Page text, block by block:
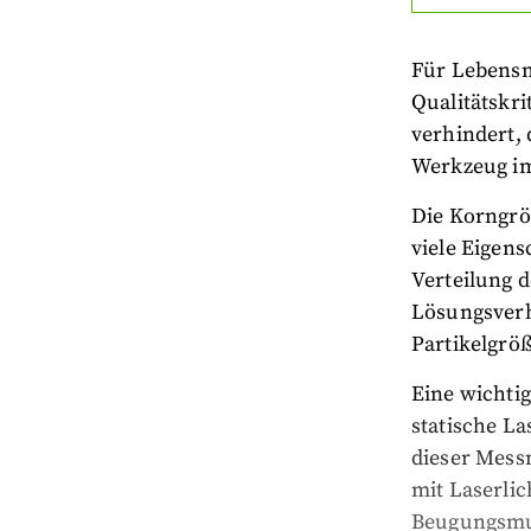
Für
verhindert,
Werkzeug
Die
viele
Verteilung
Eine
statische
dieser
mit